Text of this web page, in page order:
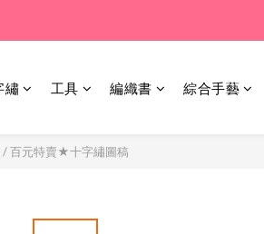
繡 工具 編織書 綜合手藝
/百元特賣★十字繡圖稿